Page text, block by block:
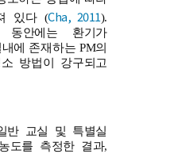
있다 (Cha, 2011).
안에는 환기가
에 존재하는 PM의
방법이 강구되고
반 교실 및 특별실
도를 측정한 결과,